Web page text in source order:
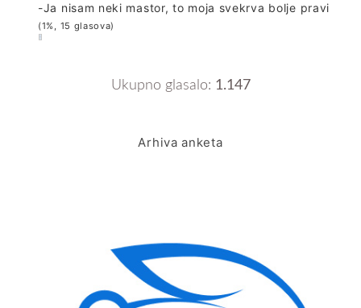
-Ja nisam neki mastor, to moja svekrva bolje pravi
(1%, 15 glasova)
Ukupno glasalo: 1.147
Arhiva anketa